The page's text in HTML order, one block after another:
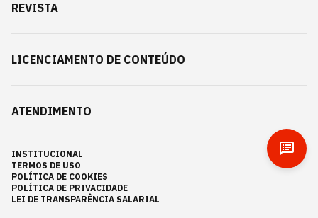
REVISTA
LICENCIAMENTO DE CONTEÚDO
ATENDIMENTO
INSTITUCIONAL
TERMOS DE USO
POLÍTICA DE COOKIES
POLÍTICA DE PRIVACIDADE
LEI DE TRANSPARÊNCIA SALARIAL